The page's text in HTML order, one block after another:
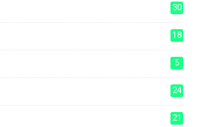
30
18
5
24
21